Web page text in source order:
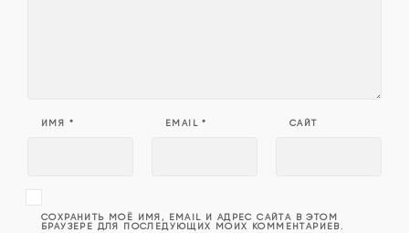
ИМЯ * EMAIL* САЙТ
СОХРАНИТЬ МОЁ ИМЯ, EMAIL И АДРЕС САЙТА В ЭТОМ
БРАУЗЕРЕ ДЛЯ ПОСЛЕДУЮЩИХ МОИХ КОММЕНТАРИЕВ.